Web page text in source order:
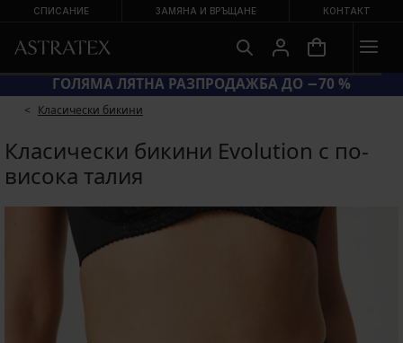
СПИСАНИЕ ЗАМЯНА И ВРЪЩАНЕ КОНТАКТ
= ЕКСТРА −20 % НА НАМАЛЕНИ БАНСКИ
Класически бикини
Класически бикини Evolution с по-
висока талия